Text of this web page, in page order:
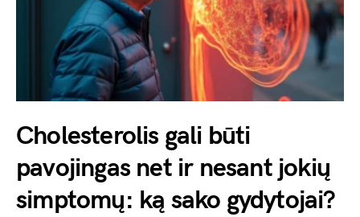
Cholesterolis gali būti
pavojingas net ir nesant jokių
simptomų: ką sako gydytojai?